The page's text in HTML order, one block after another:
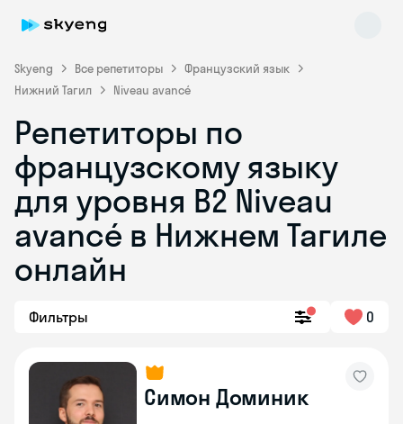
Skyeng Все репетиторы
Французский язык
Нижний Тагил
Niveau avancé
Репетиторы по
французскому языку
для уровня B2 Niveau
avancé в Нижнем Тагиле
онлайн
Фильтры 0
Симон Доминик
Skyeng Chat